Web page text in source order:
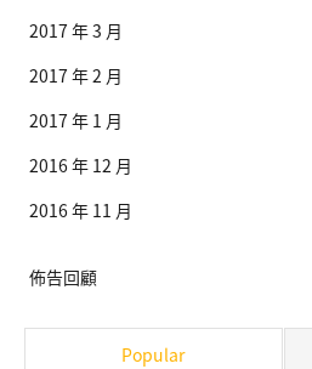
2017 年 3 月
2017 年 2 月
2017 年 1 月
2016 年 12 月
2016 年 11 月
佈告回顧
Popular